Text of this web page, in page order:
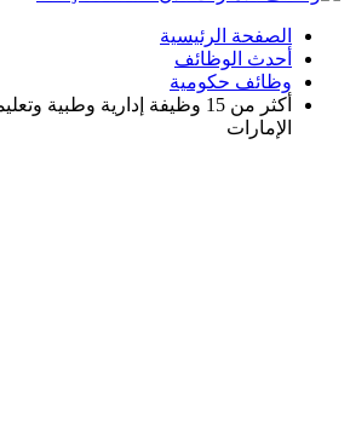
الصفحة الرئيسية
أحدث الوظائف
وظائف حكومية
أكثر من 15 وظيفة إدارية
الإمارات